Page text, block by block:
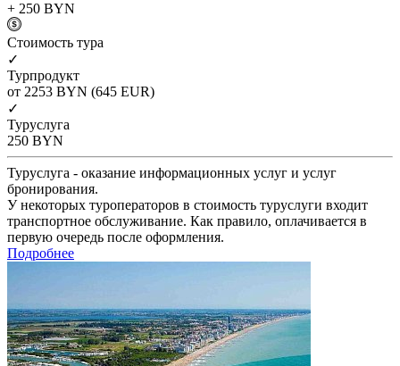
+ 250 BYN
Cтоимость тура
✓
Турпродукт
от 2253 BYN (645 EUR)
✓
Туруслуга
250 BYN
Туруслуга - оказание информационных услуг и услуг
бронирования.
У некоторых туроператоров в стоимость туруслуги входит
транспортное обслуживание. Как правило, оплачивается в
первую очередь после оформления.
Подробнее